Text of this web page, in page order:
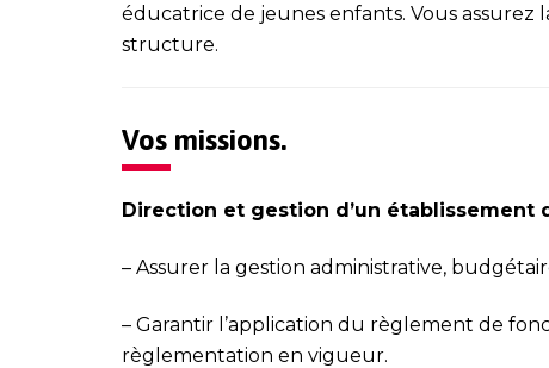
éducatrice de jeunes enfants. Vous
structure.
Vos missions.
Direction et gestion d’un établissement
– Assurer la gestion administrative,
– Garantir l’application du règlement de
règlementation en vigueur.